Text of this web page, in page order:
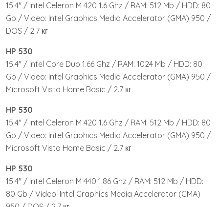
15.4″ / Intel Celeron M 420 1.6 Ghz / RAM: 512 Mb / HDD: 80
Gb / Video: Intel Graphics Media Accelerator (GMA) 950 /
DOS / 2.7 кг
HP 530
15.4″ / Intel Core Duo 1.66 Ghz / RAM: 1024 Mb / HDD: 80
Gb / Video: Intel Graphics Media Accelerator (GMA) 950 /
Microsoft Vista Home Basic / 2.7 кг
HP 530
15.4″ / Intel Celeron M 420 1.6 Ghz / RAM: 512 Mb / HDD: 80
Gb / Video: Intel Graphics Media Accelerator (GMA) 950 /
Microsoft Vista Home Basic / 2.7 кг
HP 530
15.4″ / Intel Celeron M 440 1.86 Ghz / RAM: 512 Mb / HDD:
80 Gb / Video: Intel Graphics Media Accelerator (GMA)